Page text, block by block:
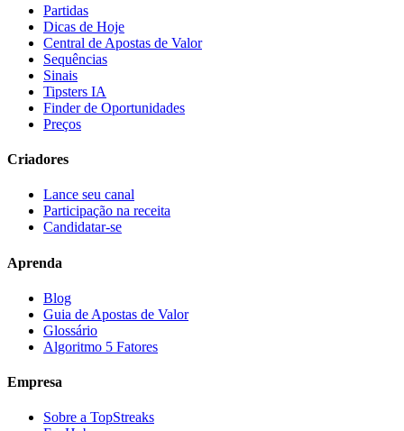
Partidas
Dicas de Hoje
Central de Apostas de Valor
Sequências
Sinais
Tipsters IA
Finder de Oportunidades
Preços
Criadores
Lance seu canal
Participação na receita
Candidatar-se
Aprenda
Blog
Guia de Apostas de Valor
Glossário
Algoritmo 5 Fatores
Empresa
Sobre a TopStreaks